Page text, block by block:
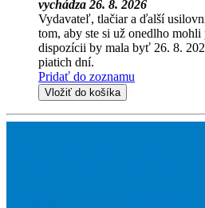
vychádza 26. 8. 2026
Vydavateľ, tlačiar a ďalší
tom, aby ste si už onedlho
dispozícii by mala byť 26. 8.
piatich dní.
Pridať do zoznamu
Vložiť do košíka